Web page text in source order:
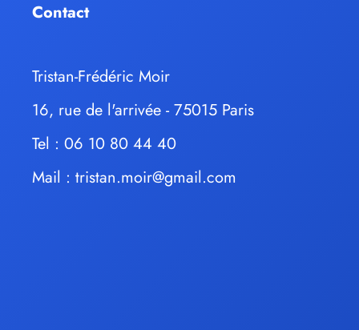
Contact
Tristan-Frédéric Moir
16, rue de l'arrivée - 75015 Paris
Tel : 06 10 80 44 40
Mail : tristan.moir@gmail.com